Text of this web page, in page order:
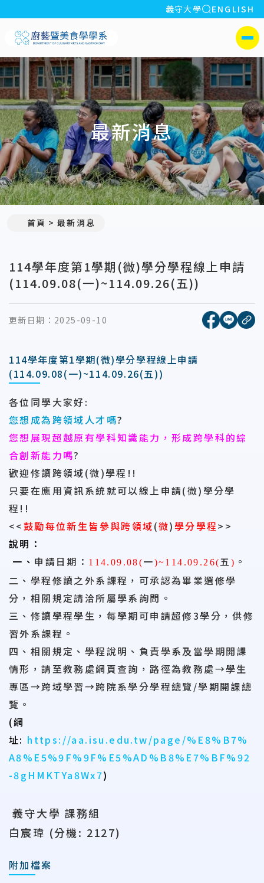
:::
義守大學 全站搜索
ENGLISH
側選單
最新消息
首頁 最新消息
114學年度第1學期(微)學分學程線上申請
(114.09.08(一)~114.09.26(五))
更新日期： 2025-09-10 [另開新
[另開
複
114學年度第1學期(微)學分學程線上申請
(114.09.08(一)~114.09.26(五))
各位同學大家好:
您想成為跨領域人才嗎?
您想展現超越原有學科知識能力，形成跨學科的綜
合創新能力嗎?
歡迎修讀跨領域(微)學程 !!
只要在應用資訊系統就可以線上申請(微) 學分學
程 !!
<<鼓勵每位新生皆參與跨領域(微)學分學程>>
說明：
一、 申請日期： 114.09.08(一)~114.09.26(五) 。
二、學程修讀之外系課程，可承認為畢業選修學
分，相關規定請洽所屬學系詢問。
三、修讀學程學生，每學期可申請超修3學分，供修
習外系課程。
四、相關規定、學程說明、負責學系及當學期開課
情形，請至教務處網頁查詢，路徑為教務處→學生
專區→跨域學習→跨院系學分學程總覽/學期開課總
覽。
(網
址: https://aa.isu.edu.tw/page/%E8%B7%
A8%E5%9F%9F%E5%AD%B8%E7%BF%92
-8gHMKTYa8Wx7)
義守大學 課務組
白宸瑋 (分機: 2127)
附加檔案